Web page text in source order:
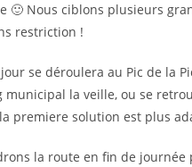
🙂 Nous ciblons plusieurs
restriction !
se déroulera au Pic de la
municipal la veille, ou se
premiere solution est plus
la route en fin de journée